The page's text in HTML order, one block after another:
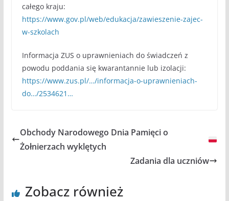
całego kraju:
https://www.gov.pl/web/edukacja/zawieszenie-zajec-
w-szkolach
Informacja ZUS o uprawnieniach do świadczeń z
powodu poddania się kwarantannie lub izolacji:
https://www.zus.pl/…/informacja-o-uprawnieniach-
do…/2534621…
Obchody Narodowego Dnia Pamięci o
Żołnierzach wyklętych
Zadania dla uczniów
Zobacz również